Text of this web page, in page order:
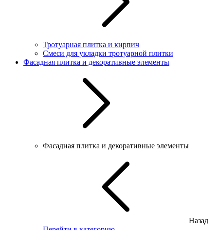
Тротуарная плитка и кирпич
Смеси для укладки тротуарной плитки
Фасадная плитка и декоративные элементы
Фасадная плитка и декоративные элементы
Назад